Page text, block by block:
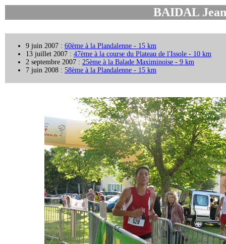
BAIDAL
9 juin 2007 : 60ème à la Plandalenne - 15 km
13 juillet 2007 : 47ème à la course du Plateau de l'Issole - 10 km
2 septembre 2007 : 25ème à la Balade Maximinoise - 9 km
7 juin 2008 : 58ème à la Plandalenne - 15 km